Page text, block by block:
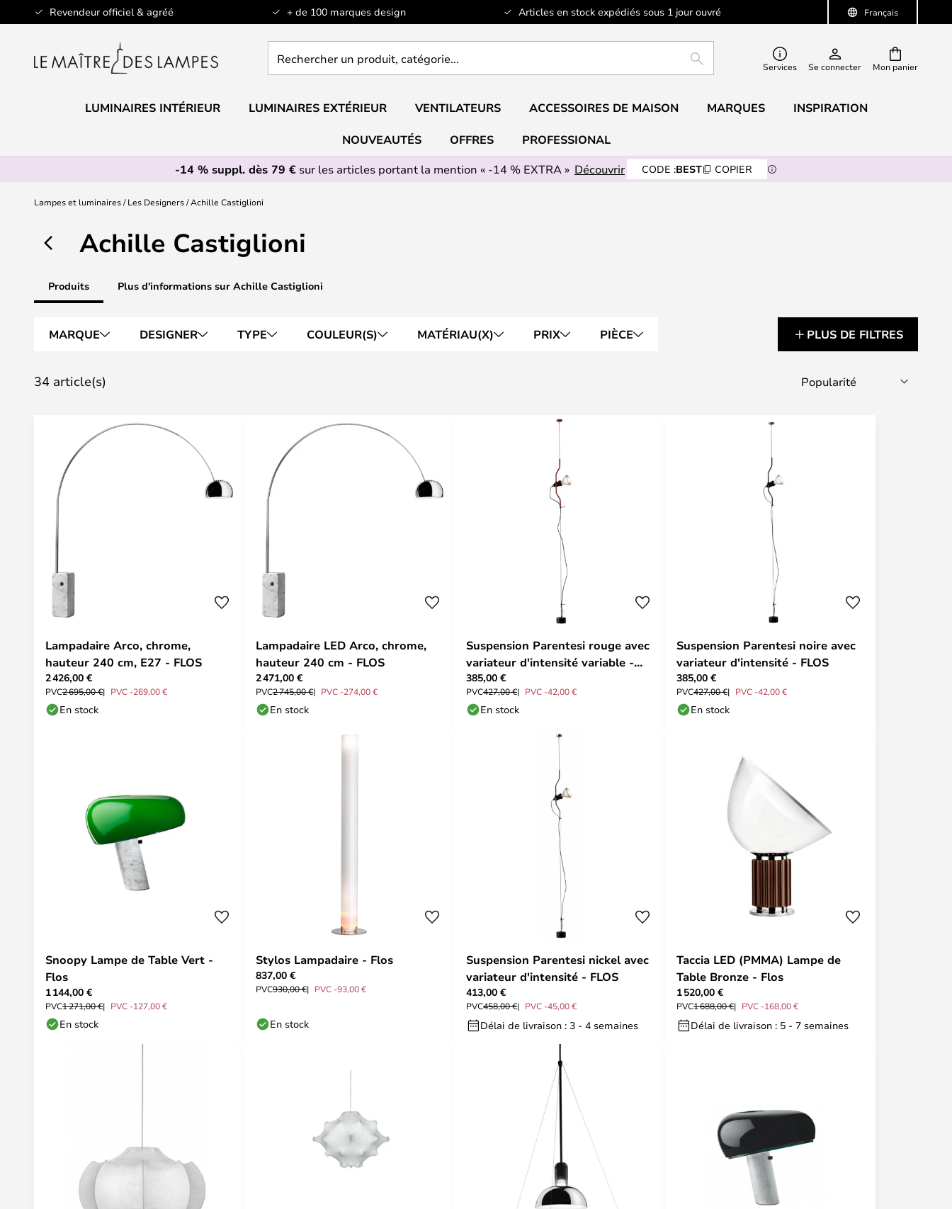
Français
Revendeur officiel & agréé + de 100 marques design Articles en stock expédiés sous 1 jour ouvré
Allez
au
Mon panier
un
catégorie...
RECHERCHERServices Se connecter
LUMINAIRES INTÉRIEUR LUMINAIRES EXTÉRIEUR VENTILATEURS ACCESSOIRES DE MAISON MARQUES INSPIRATION
NOUVEAUTÉS OFFRES
PROFESSIONAL
-14 % suppl. dès 79 € sur les articles portant la mention « -14 % EXTRA » Découvrir CODE :BEST COPIER
Lampes et luminaires Les Designers Achille Castiglioni
Achille Castiglioni
Produits Plus d'informations sur Achille Castiglioni
MARQUE DESIGNER TYPE COULEUR(S) MATÉRIAU(X) PRIX PIÈCE PLUS DE FILTRES
34 article(s)
Lampadaire Arco, chrome,
hauteur 240 cm, E27 - FLOS
2 426,00 €
PVC2 695,00 € PVC -269,00 €
En stock
Lampadaire LED Arco, chrome,
hauteur 240 cm - FLOS
2 471,00 €
PVC2 745,00 € PVC -274,00 €
En stock
Suspension Parentesi rouge avec
variateur d'intensité variable -
FLOS
385,00 €
PVC427,00 € PVC -42,00 €
En stock
Suspension Parentesi noire avec
variateur d'intensité - FLOS
385,00 €
PVC427,00 € PVC -42,00 €
En stock
Snoopy Lampe de Table Vert -
Flos
1 144,00 €
PVC1 271,00 € PVC -127,00 €
En stock
Stylos Lampadaire - Flos
837,00 €
PVC930,00 € PVC -93,00 €
En stock
Suspension Parentesi nickel avec
variateur d'intensité - FLOS
413,00 €
PVC458,00 € PVC -45,00 €
Délai de livraison : 3 - 4 semaines
Taccia LED (PMMA) Lampe de
Table Bronze - Flos
1 520,00 €
PVC1 688,00 € PVC -168,00 €
Délai de livraison : 5 - 7 semaines